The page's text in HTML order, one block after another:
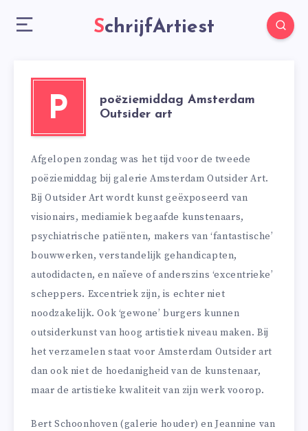
SchrijfArtiest
P
poëziemiddag Amsterdam
Outsider art
Afgelopen zondag was het tijd voor de tweede
poëziemiddag bij galerie Amsterdam Outsider Art.
Bij Outsider Art wordt kunst geëxposeerd van
visionairs, mediamiek begaafde kunstenaars,
psychiatrische patiënten, makers van ‘fantastische’
bouwwerken, verstandelijk gehandicapten,
autodidacten, en naïeve of anderszins ‘excentrieke’
scheppers. Excentriek zijn, is echter niet
noodzakelijk. Ook ‘gewone’ burgers kunnen
outsiderkunst van hoog artistiek niveau maken. Bij
het verzamelen staat voor Amsterdam Outsider art
dan ook niet de hoedanigheid van de kunstenaar,
maar de artistieke kwaliteit van zijn werk voorop.
Bert Schoonhoven (galerie houder) en Jeannine van